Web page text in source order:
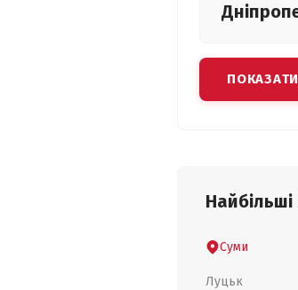
Найбільші
Суми
Луцьк